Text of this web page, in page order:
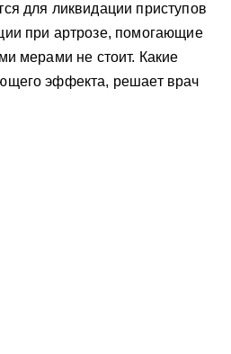
для ликвидации приступов
при артрозе, помогающие
мерами не стоит. Какие
эффекта, решает врач